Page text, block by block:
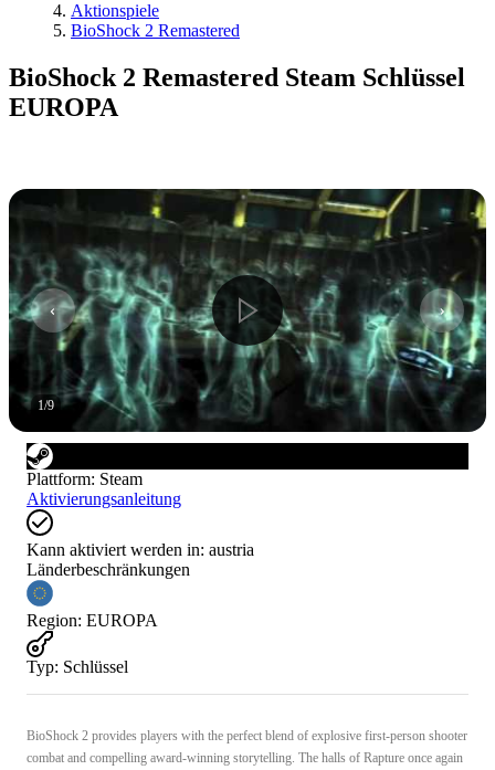
Aktionspiele
BioShock 2 Remastered
BioShock 2 Remastered Steam Schlüssel
EUROPA
1/9
Plattform: Steam
Aktivierungsanleitung
Kann aktiviert werden in: austria
Länderbeschränkungen
Region: EUROPA
Typ: Schlüssel
BioShock 2 provides players with the perfect blend of explosive first-person shooter
combat and compelling award-winning storytelling. The halls of Rapture once again